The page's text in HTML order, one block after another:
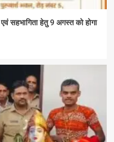
सहभागिता हेतु 9 अगस्त को होगा